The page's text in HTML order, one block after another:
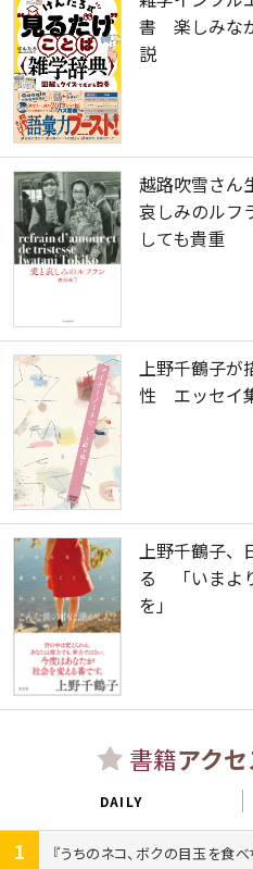
書 楽しみな
説
越路吹雪さん
哀しみのル
しても貴重
上野千鶴子
性 エッセイ
上野千鶴子、
る 「いまよ
を」
書籍アク
DAILY
1
うちのネコ、ボクの目玉を食べ